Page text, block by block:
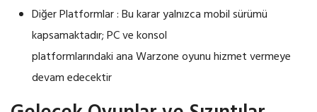
Diğer Platformlar : Bu karar yalnızca mobil sürümü
kapsamaktadır; PC ve konsol
platformlarındaki ana Warzone oyunu hizmet vermeye
devam edecektir